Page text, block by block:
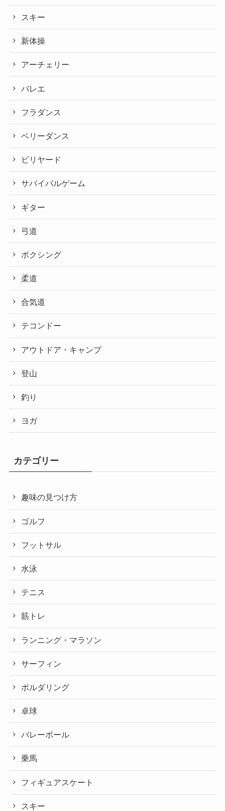
スキー
新体操
アーチェリー
バレエ
フラダンス
ベリーダンス
ビリヤード
サバイバルゲーム
ギター
弓道
ボクシング
柔道
合気道
テコンドー
アウトドア・キャンプ
登山
釣り
ヨガ
カテゴリー
趣味の見つけ方
ゴルフ
フットサル
水泳
テニス
筋トレ
ランニング・マラソン
サーフィン
ボルダリング
卓球
バレーボール
乗馬
フィギュアスケート
スキー